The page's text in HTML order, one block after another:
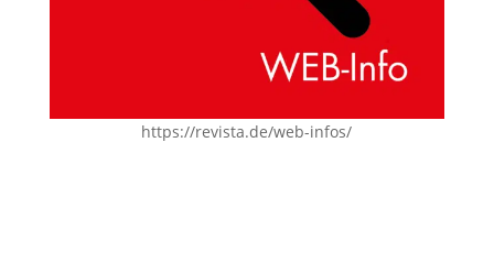
https://revista.de/web-infos/